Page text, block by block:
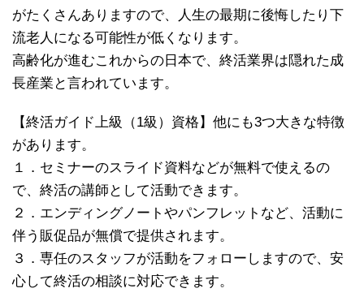
がたくさんありますので、人生の最期に後悔したり下
流老人になる可能性が低くなります。
高齢化が進むこれからの日本で、終活業界は隠れた成
長産業と言われています。
【終活ガイド上級（1級）資格】他にも3つ大きな特徴
があります。
１．セミナーのスライド資料などが無料で使えるの
で、終活の講師として活動できます。
２．エンディングノートやパンフレットなど、活動に
伴う販促品が無償で提供されます。
３．専任のスタッフが活動をフォローしますので、安
心して終活の相談に対応できます。